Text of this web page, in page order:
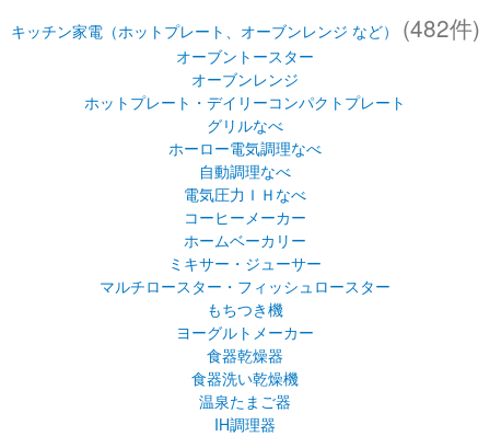
キッチン家電（ホットプレート、オーブンレンジ など） (482件)
オーブントースター
オーブンレンジ
ホットプレート・デイリーコンパクトプレート
グリルなべ
ホーロー電気調理なべ
自動調理なべ
電気圧力ＩＨなべ
コーヒーメーカー
ホームベーカリー
ミキサー・ジューサー
マルチロースター・フィッシュロースター
もちつき機
ヨーグルトメーカー
食器乾燥器
食器洗い乾燥機
温泉たまご器
IH調理器